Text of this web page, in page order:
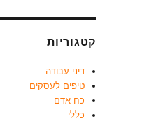
קטגוריות
דיני עבודה
טיפים לעסקים
כח אדם
כללי